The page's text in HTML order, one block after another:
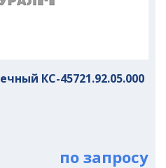
КС-45721.92.05.000
по запросу